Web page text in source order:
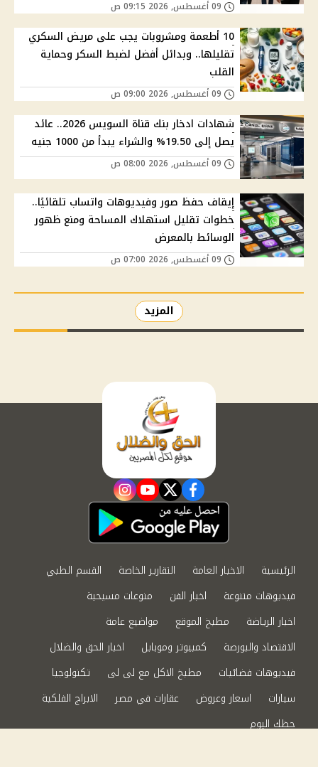
10 أطعمة ومشروبات يجب على مريض السكري
تقليلها.. وبدائل أفضل لضبط السكر وحماية
القلب
شهادات ادخار بنك قناة السويس 2026.. عائد
يصل إلى 19.50% والشراء يبدأ من 1000 جنيه
إيقاف حفظ صور وفيديوهات واتساب تلقائيًا..
خطوات تقليل استهلاك المساحة ومنع ظهور
الوسائط بالمعرض
المزيد
facebook
twitter
youtube
instagram
الرئيسية الاخبار العامة التقارير الخاصة
القسم الطبي
فيديوهات متنوعة
اخبار الفن
منوعات مسيحية
اخبار الرياضة
مطبخ الموقع
مواضيع عامة
الاقتصاد والبورصة
كمبيوتر وموبايل
اخبار الحق والضلال
فيديوهات فضائيات
مطبخ الاكل مع لى لى
تكنولوجيا
سيارات
اسعار وعروض عقارات في مصر
الابراج الفلكية
حظك اليوم